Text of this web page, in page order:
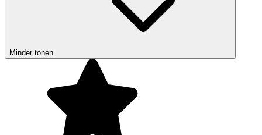
Minder tonen